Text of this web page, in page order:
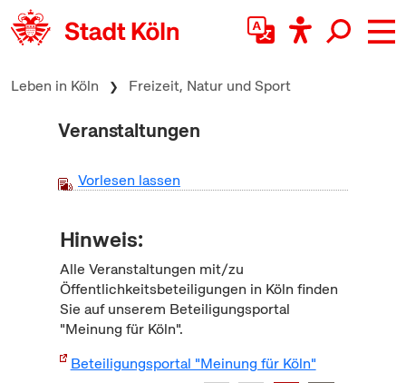
zum Inhalt springen
Leben in Köln Freizeit, Natur und Sport
Veranstaltungen
Vorlesen lassen
Hinweis:
Alle Veranstaltungen mit/zu
Öffentlichkeitsbeteiligungen in Köln finden
Sie auf unserem Beteiligungsportal
"Meinung für Köln".
Beteiligungsportal "Meinung für Köln"